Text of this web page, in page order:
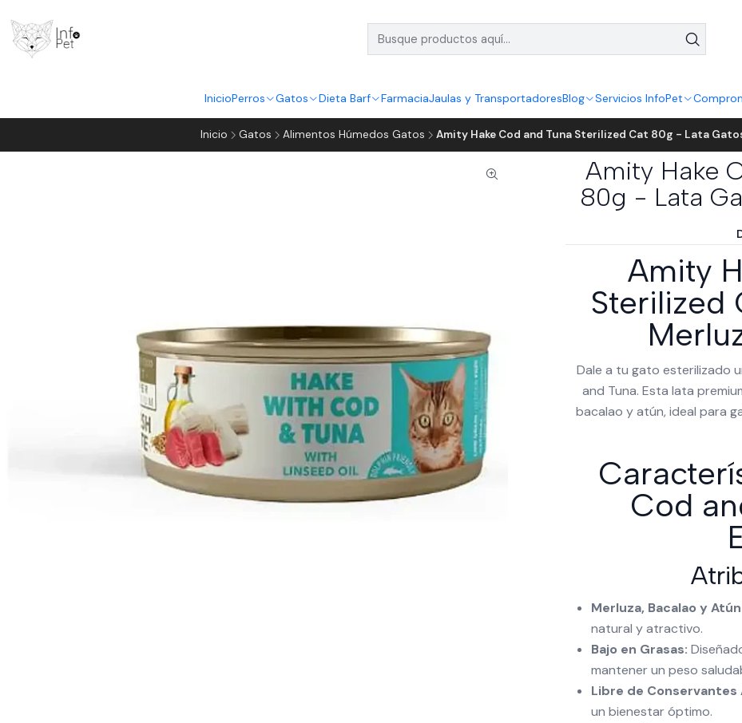
InicioPerros Gatos Dieta Barf FarmaciaJaulas y TransportadoresBlog Servicios InfoPet
Inicio Gatos Alimentos Húmedos Gatos Amity Hake Cod and Tuna Sterilized Cat 80g - Lata
Amity Hake
80g - Lata
Amity
Sterilized
Dale a tu gato esterilizado
and Tuna. Esta lata
bacalao y atún, ideal para
Cod
Merluza, Bacalao y
natural y atractivo.
Bajo en Grasas:
mantener un peso
Libre de Conservantes
un bienestar óptimo.